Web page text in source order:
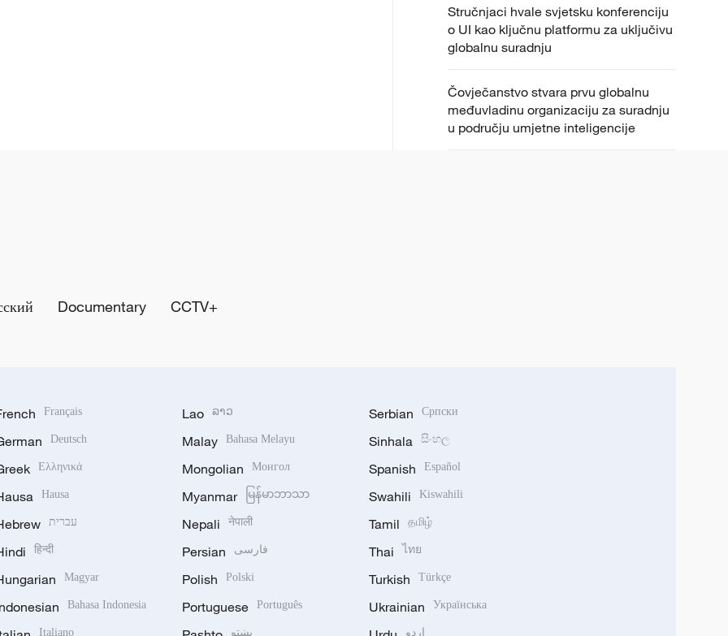
Stručnjaci hvale svjetsku konferenciju
o UI kao ključnu platformu za uključivu
globalnu suradnju
Čovječanstvo stvara prvu globalnu
međuvladinu organizaciju za suradnju
u području umjetne inteligencije
Documentary CCTV+
Français
Deutsch
Ελληνικά
Hausa
עברית
हिन्दी
Magyar
Bahasa Indonesia
Italiano
Lao ລາວ
Malay Bahasa Melayu
Mongolian Монгол
Myanmar မြန်မာဘာသာ
Nepali नेपाली
Persian فارسی
Polish Polski
Portuguese Português
پښتو
Serbian Српски
Sinhala සිංහල
Spanish Español
Swahili Kiswahili
Tamil தமிழ்
Thai ไทย
Turkish Türkçe
Ukrainian Українська
اردو